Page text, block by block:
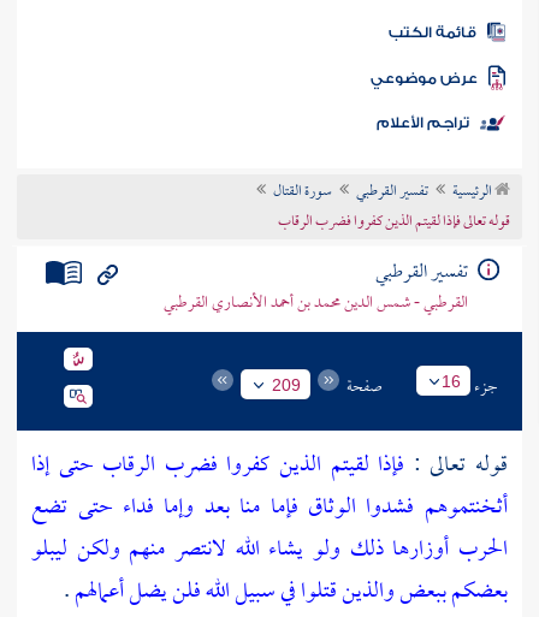
المكتبة
الكتب
موضوعي
تراجم الأعلام
الرئيسية تفسير القرطبي
سورة القتال
قوله تعالى فإذا لقيتم الذين كفروا فضرب الرقاب
تفسير القرطبي
القرطبي - شمس الدين محمد بن أحمد الأنصاري القرطبي
جزء 16 صفحة 209
قوله تعالى : فإذا لقيتم الذين كفروا فضرب الرقاب حتى إذا
أثخنتموهم فشدوا الوثاق فإما منا بعد وإما فداء حتى تضع
الحرب أوزارها ذلك ولو يشاء الله لانتصر منهم ولكن ليبلو
بعضكم ببعض والذين قتلوا في سبيل الله فلن يضل أعمالهم.